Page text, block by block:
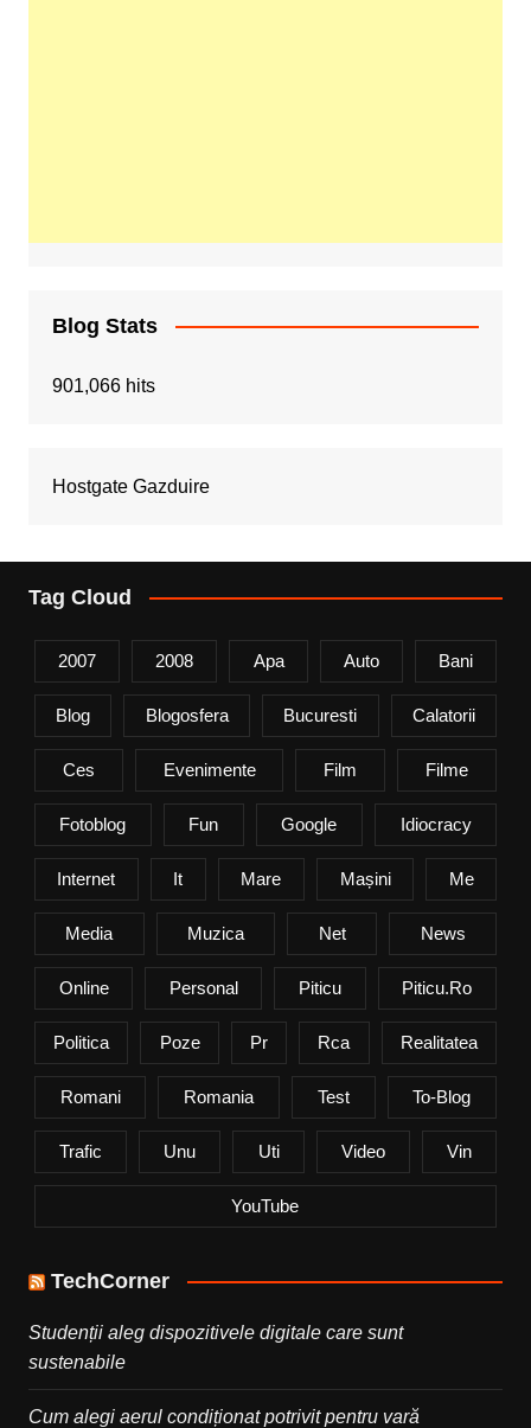
Blog Stats
901,066 hits
Hostgate Gazduire
Tag Cloud
2007 2008 Apa Auto Bani
Blog Blogosfera Bucuresti Calatorii
Ces Evenimente Film Filme
Fotoblog Fun Google Idiocracy
Internet It Mare Mașini Me
Media Muzica Net News
Online Personal Piticu Piticu.ro
Politica Poze Pr Rca Realitatea
Romani Romania Test To-Blog
Trafic Unu Uti Video Vin
YouTube
TechCorner
Studenții aleg dispozitivele digitale care sunt
sustenabile
Cum alegi aerul condiționat potrivit pentru vară